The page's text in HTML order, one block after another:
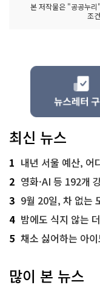
본 저작물은 "공공누리"
조
최신 뉴스
1 내년 서울 예산, 어
2 영화·AI 등 192개
3 9월 20일, 차 없는 도
4 밤에도 식지 않는
5 채소 싫어하는 아이도
많이 본 뉴스